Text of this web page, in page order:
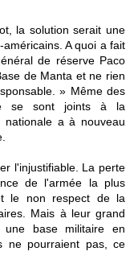
la solution serait une
A quoi a fait
de réserve Paco
de Manta et ne rien
» Même des
se sont joints à la
a à nouveau
l'injustifiable. La perte
de l'armée la plus
le non respect de la
Mais à leur grand
base militaire en
ne pourraient pas, ce